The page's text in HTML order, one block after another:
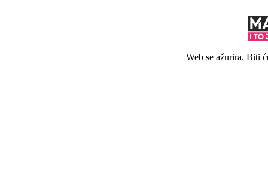
Web se ažurira. Biti